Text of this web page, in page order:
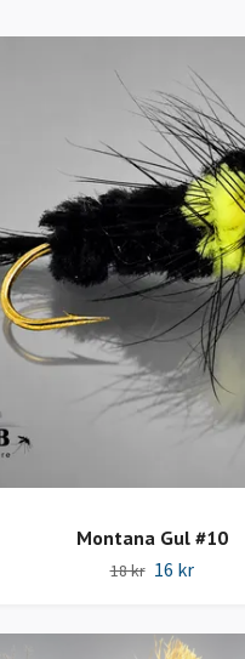
Montana Gul #10
18 kr 16 kr